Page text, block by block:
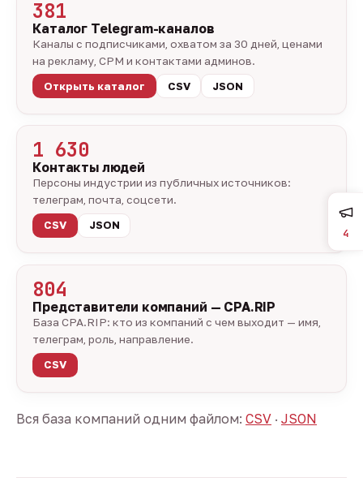
381
Каталог Telegram-каналов
Каналы с подписчиками, охватом за 30 дней, ценами
на рекламу, CPM и контактами админов.
Открыть каталог
CSV JSON
1 630
Контакты людей
Персоны индустрии из публичных источников:
телеграм, почта, соцсети.
CSV
JSON
804
Представители компаний — CPA.RIP
База CPA.RIP: кто из компаний с чем выходит — имя,
телеграм, роль, направление.
CSV
Вся база компаний одним файлом: CSV · JSON
4